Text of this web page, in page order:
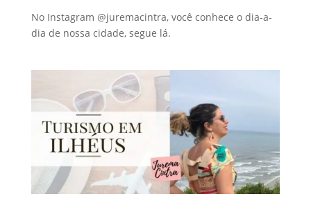
No Instagram @juremacintra, você conhece o dia-a-
dia de nossa cidade, segue lá.